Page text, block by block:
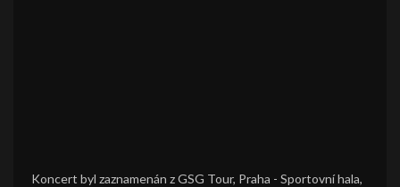
Koncert byl zaznamenán z GSG Tour, Praha - Sportovní hala,